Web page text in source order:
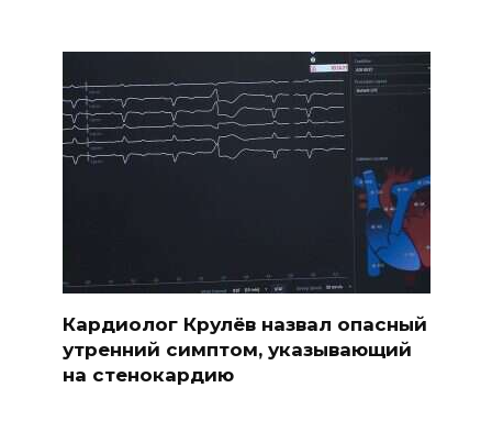
Кардиолог Крулёв назвал опасный
утренний симптом, указывающий
на стенокардию